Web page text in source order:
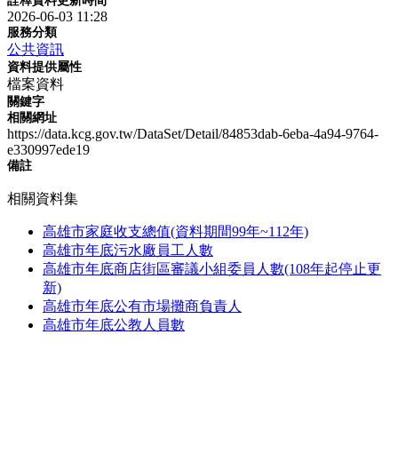
2026-06-03 11:28
服務分類
公共資訊
資料提供屬性
檔案資料
關鍵字
相關網址
https://data.kcg.gov.tw/DataSet/Detail/84853dab-6eba-4a94-9764-
e330997ede19
備註
相關資料集
高雄市家庭收支總值(資料期間99年~112年)
高雄市年底污水廠員工人數
高雄市年底商店街區審議小組委員人數(108年起停止更
新)
高雄市年底公有市場攤商負責人
高雄市年底公教人員數